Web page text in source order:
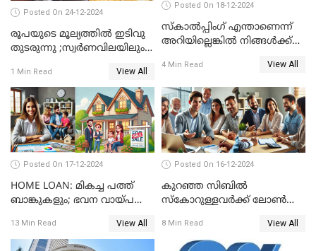
Posted On 24-12-2024
രൂപയുടെ മൂല്യത്തില്‍ ഇടിവു
തുടരുന്നു ;സ്വര്‍ണവിലയിലും
1 Min Read View All
Posted On 18-12-2024
സ്കാൽപ്പിംഗ് എന്താണെന്ന്
അറിയില്ലെങ്കിൽ നിങ്ങൾക്ക്
4 Min Read View All
Posted On 17-12-2024
HOME LOAN: മികച്ച പത്ത്
ബാങ്കുകളും; ഭവന വായ്പ
13 Min Read View All
Posted On 16-12-2024
കുറഞ്ഞ സിബിൽ
സ്കോറുള്ളവർക്ക് ലോൺ
8 Min Read View All